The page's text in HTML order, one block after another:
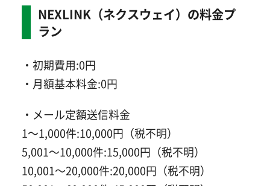
NEXLINK（ネクスウェイ）の料金プ
ラン
・初期費用:0円
・月額基本料金:0円
・メール定額送信料金
1～1,000件:10,000円（税不明）
5,001～10,000件:15,000円（税不明）
10,001～20,000件:20,000円（税不明）